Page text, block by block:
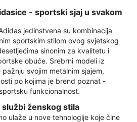
- sportski sjaj u svakom
jedinstvena su kombinacija
sportskim stilom ovog svjetskog
sinonim za kvalitetu i
obuće. Srebrni modeli iz
svojim metalnim sjajem,
po kojima je brend poznat -
funkcionalnost.
službi ženskog stila
ulaže u nove tehnologije koje čine